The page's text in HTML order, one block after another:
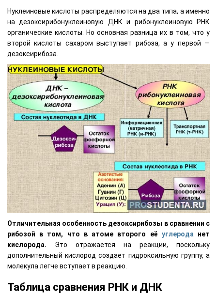
Нуклеиновые кислоты распределяются на два типа, а именно
на дезоксирибонуклеиновую ДНК и рибонуклеиновую РНК
органические кислоты. Но основная разница их в том, что у
второй кислоты сахаром выступает рибоза, а у первой —
дезоксирибоза.
Отличительная особенность дезоксирибозы в сравнении с
рибозой в том, что в атоме второго её углероданет
кислорода. Это отражается на реакции, поскольку
дополнительный кислород создает гидроксильную группу, а
молекула легче вступает в реакцию.
Таблица сравнения РНК и ДНК